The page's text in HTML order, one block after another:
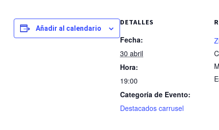
Añadir al calendario
DETALLES
Fecha:
30 abril
Hora:
19:00
Categoría de Evento:
Destacados carrusel